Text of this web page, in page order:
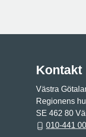
Kontakt
Västra
Regionens
SE 462 80
010-441